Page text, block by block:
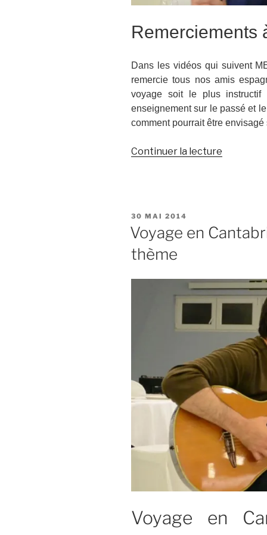
Remerciements
Dans les vidéos qui suivent
remercie tous nos amis
voyage soit le plus
enseignement sur le passé et
comment pourrait être envisagé
Continuer la lecture
–
amis
PUBLIÉ
LE
30 MAI 2014
Voyage en
thème
Voyage en